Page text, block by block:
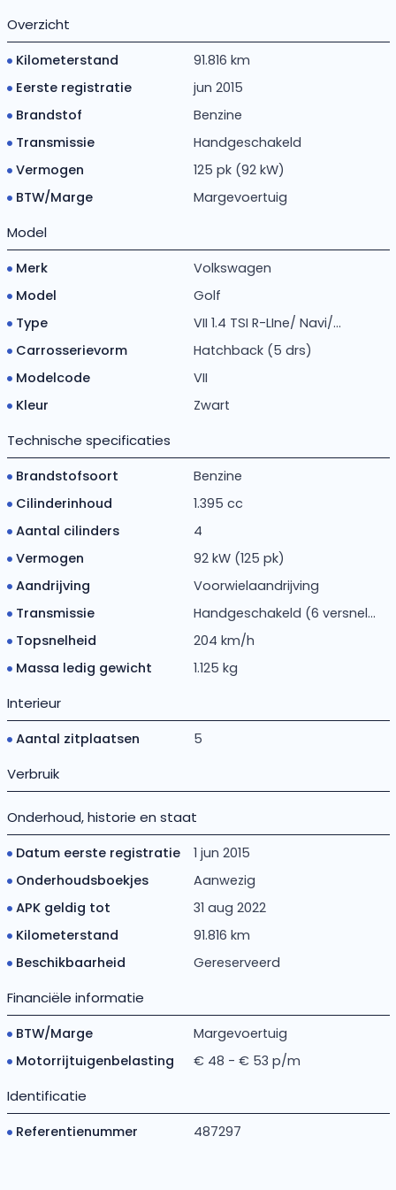
Overzicht
Kilometerstand
91.816 km
Eerste registratie
jun 2015
Brandstof
Benzine
Transmissie
Handgeschakeld
Vermogen
125 pk (92 kW)
BTW/Marge
Margevoertuig
Model
Merk
Volkswagen
Model
Golf
Type
VII 1.4 TSI R-LIne/ Navi/...
Carrosserievorm
Hatchback (5 drs)
Modelcode
VII
Kleur
Zwart
Technische specificaties
Brandstofsoort
Benzine
Cilinderinhoud
1.395 cc
Aantal cilinders
4
Vermogen
92 kW (125 pk)
Aandrijving
Voorwielaandrijving
Transmissie
Handgeschakeld (6 versnel...
Topsnelheid
204 km/h
Massa ledig gewicht
1.125 kg
Interieur
Aantal zitplaatsen 5
Verbruik
Onderhoud, historie en staat
Datum eerste registratie
1 jun 2015
Onderhoudsboekjes
Aanwezig
APK geldig tot
31 aug 2022
Kilometerstand
91.816 km
Beschikbaarheid
Gereserveerd
Financiële informatie
BTW/Marge
Margevoertuig
Motorrijtuigenbelasting
€ 48 - € 53 p/m
Identificatie
Referentienummer 487297